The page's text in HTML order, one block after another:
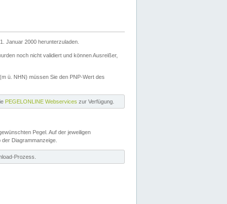
Januar 2000 herunterzuladen.
noch nicht validiert und können Ausreißer,
ü. NHN) müssen Sie den PNP-Wert des
PEGELONLINE Webservices zur Verfügung.
Pegel. Auf der jeweiligen
Diagrammanzeige.
Prozess.